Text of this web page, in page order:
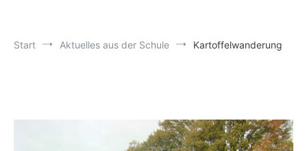
Start Aktuelles aus der Schule Kartoffelwanderung